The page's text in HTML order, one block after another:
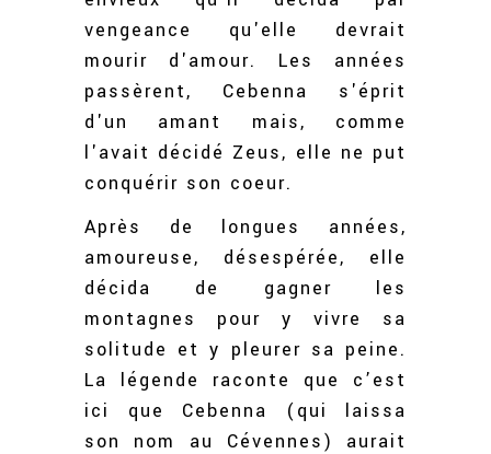
vengeance qu'elle devrait
mourir d'amour. Les années
passèrent, Cebenna s'éprit
d'un amant mais, comme
l'avait décidé Zeus, elle ne put
conquérir son coeur.
Après de longues années,
amoureuse, désespérée, elle
décida de gagner les
montagnes pour y vivre sa
solitude et y pleurer sa peine.
La légende raconte que c’est
ici que Cebenna (qui laissa
son nom au Cévennes) aurait